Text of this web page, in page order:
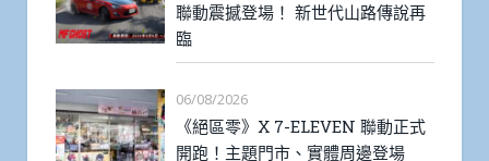
聯動震撼登場！ 新世代山路傳說再
臨
06/08/2026
《絕區零》X 7-ELEVEN 聯動正式
開跑！主題門市、實體周邊登場